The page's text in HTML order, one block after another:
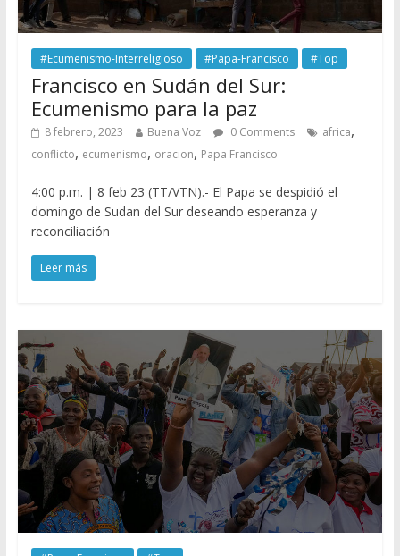
#Ecumenismo-Interreligioso #Papa-Francisco #Top
Francisco en Sudán del Sur:
Ecumenismo para la paz
8 febrero, 2023 Buena Voz 0 Comments africa,
conflicto, ecumenismo, oracion, Papa Francisco
4:00 p.m. | 8 feb 23 (TT/VTN).- El Papa se despidió el
domingo de Sudan del Sur deseando esperanza y
reconciliación
Leer más